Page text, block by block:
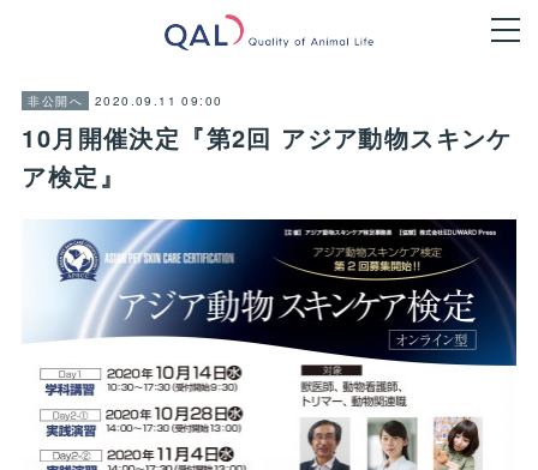
非公開へ 2020.09.11 09:00
10月開催決定『第2回 アジア動物スキンケ
ア検定』